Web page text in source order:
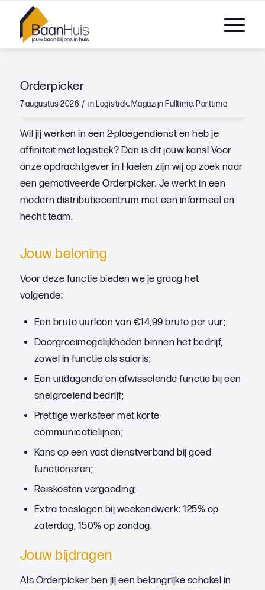
Orderpicker
7 augustus 2026 / in Logistiek, Magazijn Fulltime, Parttime
Wil jij werken in een 2-ploegendienst en heb je
affiniteit met logistiek? Dan is dit jouw kans! Voor
onze opdrachtgever in Haelen zijn wij op zoek naar
een gemotiveerde Orderpicker. Je werkt in een
modern distributiecentrum met een informeel en
hecht team.
Jouw beloning
Voor deze functie bieden we je graag het
volgende:
Een bruto uurloon van €14,99 bruto per uur;
Doorgroeimogelijkheden binnen het bedrijf,
zowel in functie als salaris;
Een uitdagende en afwisselende functie bij een
snelgroeiend bedrijf;
Prettige werksfeer met korte
communicatielijnen;
Kans op een vast dienstverband bij goed
functioneren;
Reiskosten vergoeding;
Extra toeslagen bij weekendwerk: 125% op
zaterdag, 150% op zondag.
Jouw bijdragen
Als Orderpicker ben jij een belangrijke schakel in